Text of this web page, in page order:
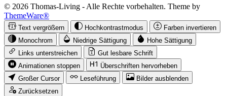
© 2026 Thomas-Living - Alle Rechte vorbehalten. Theme by
ThemeWare®
Text vergrößern Hochkontrastmodus
Farben invertieren
Monochrom
Niedrige Sättigung
Hohe Sättigung
Links unterstreichen
Gut lesbare Schrift
Animationen stoppen
Überschriften hervorheben
Großer Cursor
Leseführung
Bilder ausblenden
Zurücksetzen